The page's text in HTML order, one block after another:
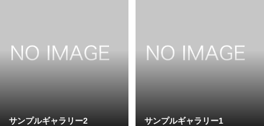
サンプルギャラリー2 サンプルギャラリー1